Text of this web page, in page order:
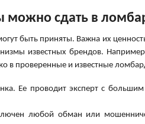
можно сдать в
быть приняты. Важна их
известных брендов.
в проверенные и известные
Ее проводит эксперт с
любой обман или